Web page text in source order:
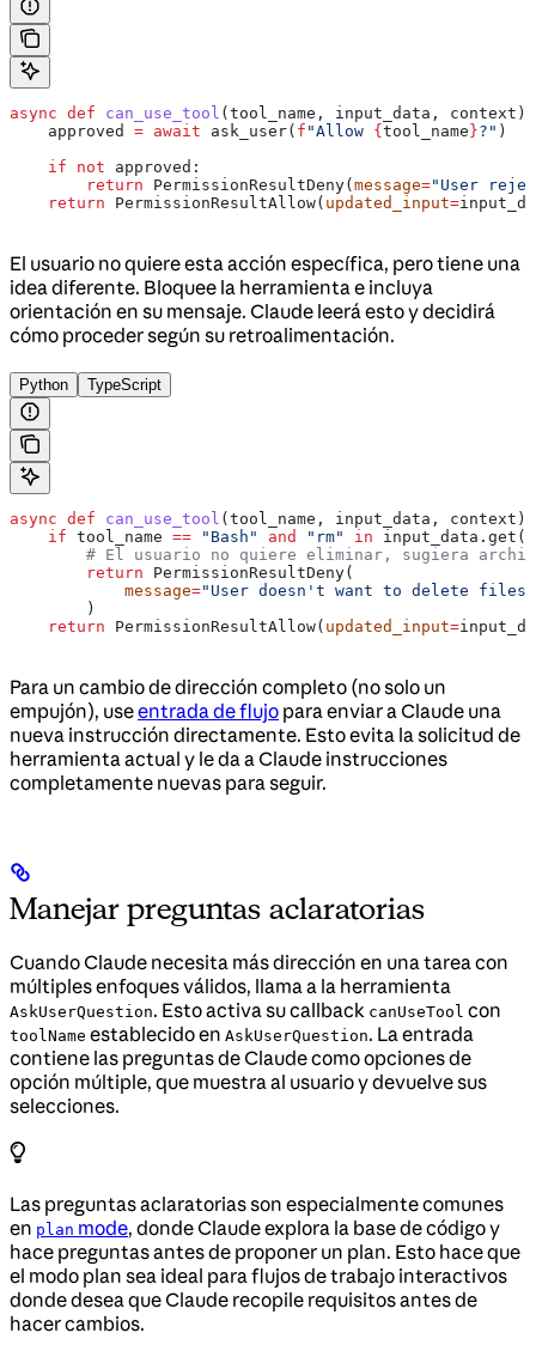
async def can_use_tool ( tool_name , input_data , context ):
    approved
= await ask_user( f "Allow { tool_name }?" )
    if
not approved:
        return
PermissionResultDeny( message="User
    return
PermissionResultAllow( updated_input=
El usuario no quiere esta acción específica, pero tiene una
idea diferente. Bloquee la herramienta e incluya
orientación en su mensaje. Claude leerá esto y decidirá
cómo proceder según su retroalimentación.
Python TypeScript
async def can_use_tool ( tool_name , input_data , context ):
    if
tool_name == "Bash" and "rm" in input_data.get(
# El usuario no quiere eliminar, sugiera
        return
PermissionResultDeny(
            message
="User doesn't want to delete files.
        )
    return
PermissionResultAllow( updated_input=
Para un cambio de dirección completo (no solo un
empujón), useentrada de flujo para enviar a Claude una
nueva instrucción directamente. Esto evita la solicitud de
herramienta actual y le da a Claude instrucciones
completamente nuevas para seguir.
Manejar preguntas aclaratorias
Cuando Claude necesita más dirección en una tarea con
múltiples enfoques válidos, llama a la herramienta
AskUserQuestion. Esto activa su callback canUseTool con
toolName establecido en AskUserQuestion. La entrada
contiene las preguntas de Claude como opciones de
opción múltiple, que muestra al usuario y devuelve sus
selecciones.
Las preguntas aclaratorias son especialmente comunes
en plan mode, donde Claude explora la base de código y
hace preguntas antes de proponer un plan. Esto hace que
el modo plan sea ideal para flujos de trabajo interactivos
donde desea que Claude recopile requisitos antes de
hacer cambios.